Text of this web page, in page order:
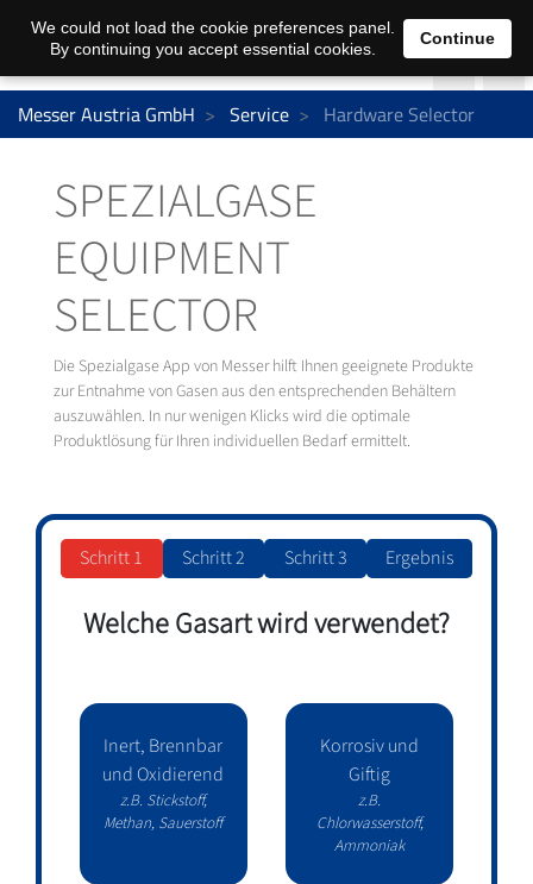
Messer Austria GmbH Service Hardware Selector
SPEZIALGASE
EQUIPMENT
SELECTOR
Die Spezialgase App von Messer hilft Ihnen geeignete Produkte
zur Entnahme von Gasen aus den entsprechenden Behältern
auszuwählen. In nur wenigen Klicks wird die optimale
Produktlösung für Ihren individuellen Bedarf ermittelt.
Schritt 1 Schritt 2 Schritt 3 Ergebnis
Welche Gasart wird verwendet?
Inert, Brennbar
und Oxidierend
z.B. Stickstoff,
Methan, Sauerstoff
Korrosiv und
Giftig
z.B.
Chlorwasserstoff,
Ammoniak
We could not load the cookie preferences panel.
By continuing you accept essential cookies.
Continue